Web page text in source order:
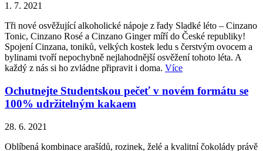
1. 7. 2021
Tři nové osvěžující alkoholické nápoje z řady Sladké léto – Cinzano
Tonic, Cinzano Rosé a Cinzano Ginger míří do České republiky!
Spojení Cinzana, toniků, velkých kostek ledu s čerstvým ovocem a
bylinami tvoří nepochybně nejlahodnější osvěžení tohoto léta. A
každý z nás si ho zvládne připravit i doma. Více
Ochutnejte Studentskou pečeť v novém formátu se
100% udržitelným kakaem
28. 6. 2021
Oblíbená kombinace arašídů, rozinek, želé a kvalitní čokolády právě